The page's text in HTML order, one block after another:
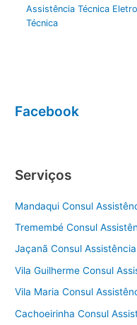
Assistência Técnica
Técnica
Facebook
Serviços
Mandaqui Consul
Tremembé Consul
Jaçanã Consul Assistência
Vila Guilherme Consul
Vila Maria Consul
Cachoeirinha Consul